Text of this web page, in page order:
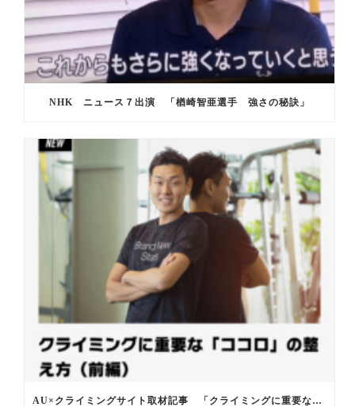
NHK ニュース７出演 「楢崎智亜選手 強さの秘訣」
AU×クライミングサイト取材記事 「クライミングに重要なココロの整え方」